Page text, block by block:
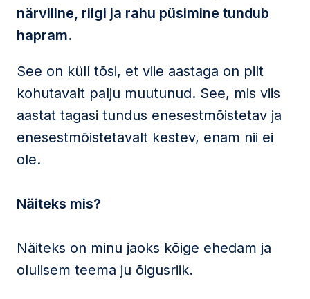
närviline, riigi ja rahu püsimine tundub
hapram.
See on küll tõsi, et viie aastaga on pilt
kohutavalt palju muutunud. See, mis viis
aastat tagasi tundus enesestmõistetav ja
enesestmõistetavalt kestev, enam nii ei
ole.
Näiteks mis?
Näiteks on minu jaoks kõige ehedam ja
olulisem teema ju õigusriik.